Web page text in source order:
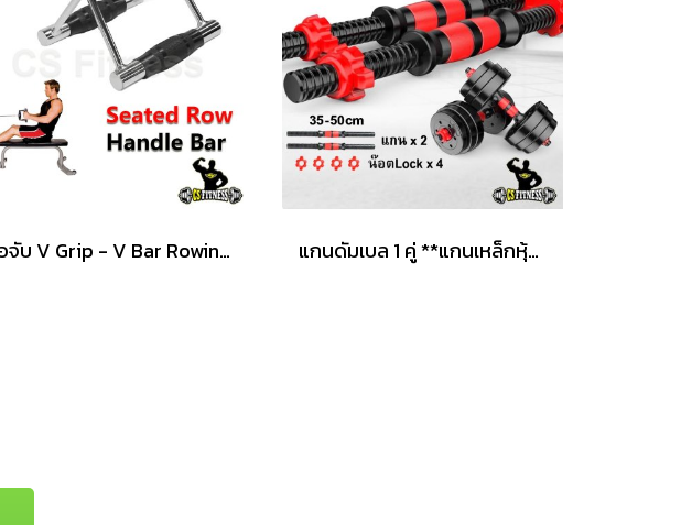
มือจับ V Grip - V Bar Rowing Handle แกนดัมเบล 1 คู่ **แกนเหล็กหุ้มพลาสติก**